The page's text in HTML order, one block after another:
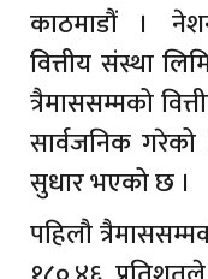
काठमाडौं ।
वित्तीय संस्था
त्रैमाससम्मको
सार्वजनिक
सुधार भएको छ ।
पहिलौ